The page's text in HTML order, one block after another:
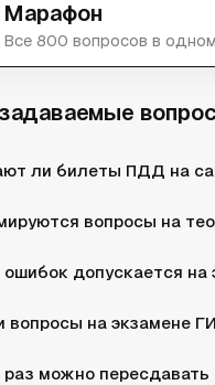
Марафон
Все 800 вопросов в
ли билеты ПДД на
вопросы на
ошибок допускается
вопросы на экзамене
раз можно